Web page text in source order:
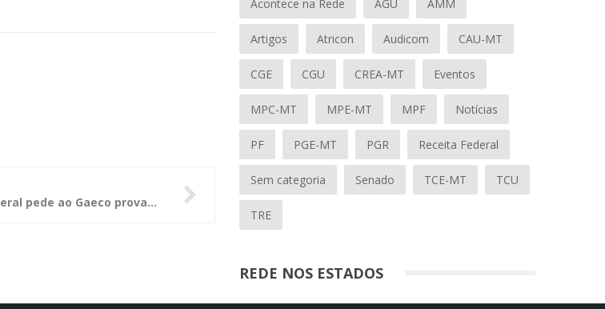
Receita Federal pede ao Gaeco provas contra grupo de Silval
Acontece na Rede AGU AMM
Artigos Atricon Audicom CAU-MT
CGE CGU CREA-MT Eventos
MPC-MT MPE-MT MPF Notícias
PF PGE-MT PGR Receita Federal
Sem categoria Senado TCE-MT TCU
TRE
REDE NOS ESTADOS